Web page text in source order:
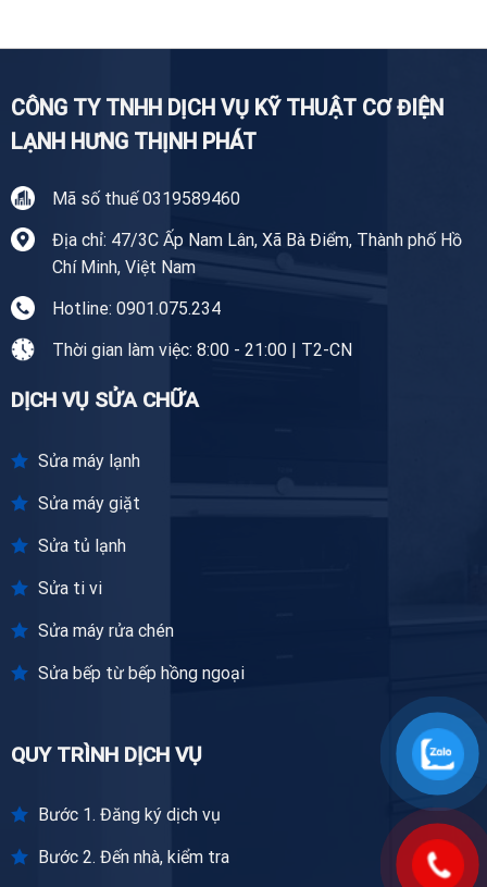
Giang
CÔNG TY TNHH DỊCH VỤ KỸ THUẬT CƠ ĐIỆN
LẠNH HƯNG THỊNH PHÁT
Mã số thuế 0319589460
Địa chỉ: 47/3C Ấp Nam Lân, Xã Bà Điểm, Thành phố Hồ
Chí Minh, Việt Nam
Hotline: 0901.075.234
Thời gian làm việc: 8:00 - 21:00 | T2-CN
DỊCH VỤ SỬA CHỮA
Sửa máy lạnh
Sửa máy giặt
Sửa tủ lạnh
Sửa ti vi
Sửa máy rửa chén
Sửa bếp từ bếp hồng ngoại
QUY TRÌNH DỊCH VỤ
Bước 1. Đăng ký dịch vụ
Bước 2. Đến nhà, kiểm tra